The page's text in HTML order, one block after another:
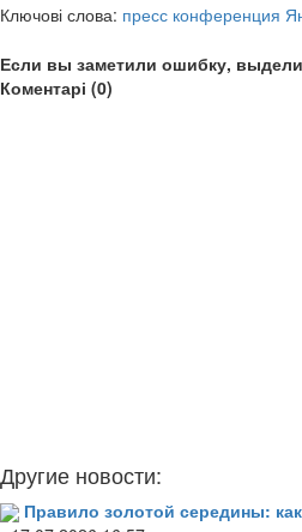
Ключові слова: пресс конференция
Если вы заметили ошибку,
Коментарі (0)
Другие новости:
Правило золотой середины: